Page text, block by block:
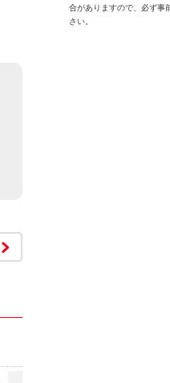
合がありますので、必ず事
さい。